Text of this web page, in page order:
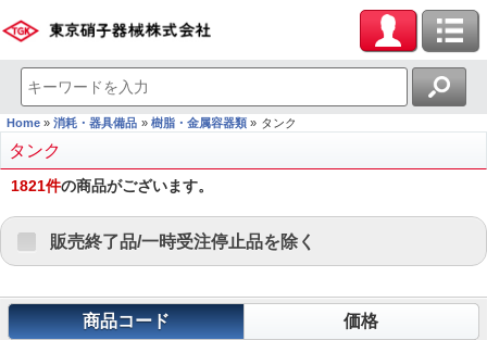
Home 消耗・器具備品 樹脂・金属容器類 タンク
タンク
1821件の商品がございます。
販売終了品/一時受注停止品を除く
商品コード
価格